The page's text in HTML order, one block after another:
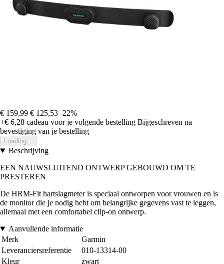
€ 159,99 € 125,53 -22%
+€ 6,28 cadeau voor je volgende bestelling Bijgeschreven na
bevestiging van je bestelling
Loading...
Beschrijving
EEN NAUWSLUITEND ONTWERP GEBOUWD OM TE
PRESTEREN
De HRM-Fit hartslagmeter is speciaal ontworpen voor vrouwen en is
de monitor die je nodig hebt om belangrijke gegevens vast te leggen,
allemaal met een comfortabel clip-on ontwerp.
Aanvullende informatie
Merk
Garmin
Leveranciersreferentie
010-13314-00
Kleur
zwart